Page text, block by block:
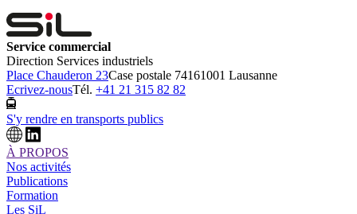
Service commercial
Direction Services industriels
Place Chauderon 23Case postale 74161001 Lausanne
Ecrivez-nousTél. +41 21 315 82 82
S'y rendre en transports publics
À PROPOS
Nos activités
Publications
Formation
Les SiL